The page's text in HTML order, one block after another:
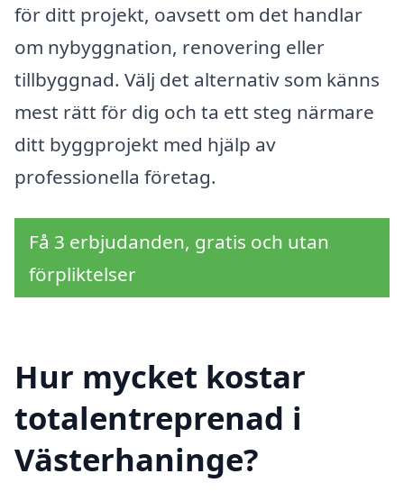
för ditt projekt, oavsett om det handlar
om nybyggnation, renovering eller
tillbyggnad. Välj det alternativ som känns
mest rätt för dig och ta ett steg närmare
ditt byggprojekt med hjälp av
professionella företag.
Få 3 erbjudanden, gratis och utan
förpliktelser
Hur mycket kostar
totalentreprenad i
Västerhaninge?